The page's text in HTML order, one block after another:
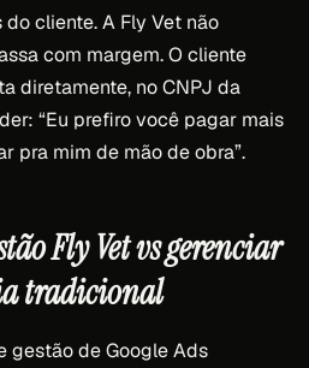
cliente. A Fly Vet não
com margem. O cliente
diretamente, no CNPJ da
“Eu prefiro você pagar mais
pra mim de mão de obra”.
Fly Vet vs gerenciar
tradicional
gestão de Google Ads